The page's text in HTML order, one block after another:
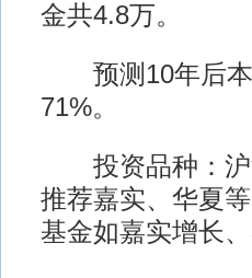
金共4.8万。
预测10年后本
71%。
投资品种：沪
推荐嘉实、华夏
基金如嘉实增长